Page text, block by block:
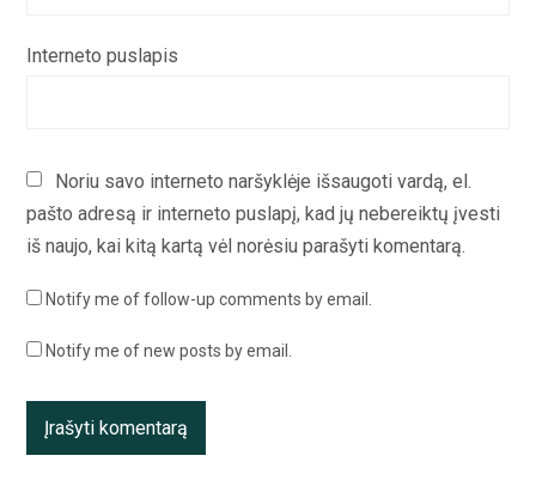
Interneto puslapis
Noriu savo interneto naršyklėje išsaugoti vardą, el.
pašto adresą ir interneto puslapį, kad jų nebereiktų įvesti
iš naujo, kai kitą kartą vėl norėsiu parašyti komentarą.
Notify me of follow-up comments by email.
Notify me of new posts by email.